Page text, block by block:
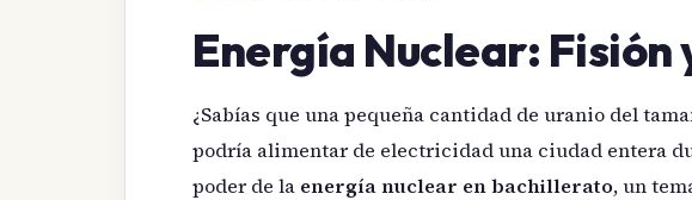
Energía Nuclear: Fisión
¿Sabías que una pequeña cantidad de uranio del
podría alimentar de electricidad una ciudad entera
poder de la energía nuclear en bachillerato, un